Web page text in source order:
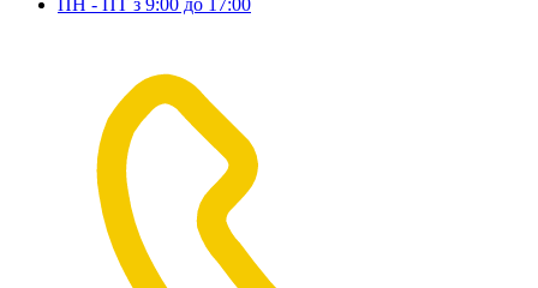
ПН - ПТ з 9:00 до 17:00